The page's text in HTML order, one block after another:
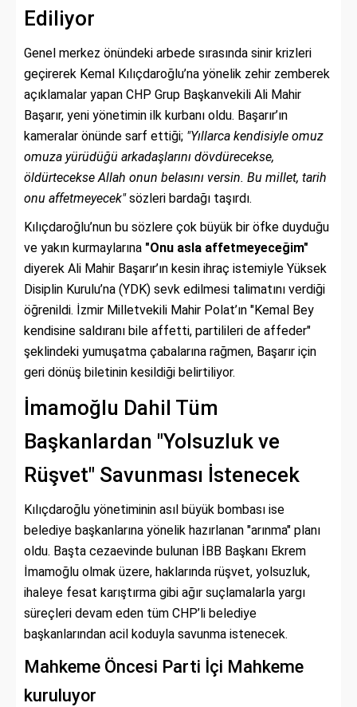
Ediliyor
Genel merkez önündeki arbede sırasında sinir krizleri
geçirerek Kemal Kılıçdaroğlu’na yönelik zehir zemberek
açıklamalar yapan CHP Grup Başkanvekili Ali Mahir
Başarır, yeni yönetimin ilk kurbanı oldu. Başarır’ın
kameralar önünde sarf ettiği; "Yıllarca kendisiyle omuz
omuza yürüdüğü arkadaşlarını dövdürecekse,
öldürtecekse Allah onun belasını versin. Bu millet, tarih
onu affetmeyecek"sözleri bardağı taşırdı.
Kılıçdaroğlu’nun bu sözlere çok büyük bir öfke duyduğu
ve yakın kurmaylarına "Onu asla affetmeyeceğim"
diyerek Ali Mahir Başarır’ın kesin ihraç istemiyle Yüksek
Disiplin Kurulu’na (YDK) sevk edilmesi talimatını verdiği
öğrenildi. İzmir Milletvekili Mahir Polat’ın "Kemal Bey
kendisine saldıranı bile affetti, partilileri de affeder"
şeklindeki yumuşatma çabalarına rağmen, Başarır için
geri dönüş biletinin kesildiği belirtiliyor.
İmamoğlu Dahil Tüm
Başkanlardan "Yolsuzluk ve
Rüşvet" Savunması İstenecek
Kılıçdaroğlu yönetiminin asıl büyük bombası ise
belediye başkanlarına yönelik hazırlanan "arınma" planı
oldu. Başta cezaevinde bulunan İBB Başkanı Ekrem
İmamoğlu olmak üzere, haklarında rüşvet, yolsuzluk,
ihaleye fesat karıştırma gibi ağır suçlamalarla yargı
süreçleri devam eden tüm CHP’li belediye
başkanlarından acil koduyla savunma istenecek.
Mahkeme Öncesi Parti İçi Mahkeme
kuruluyor